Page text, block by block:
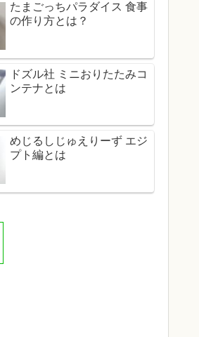
たまごっちパラダイス 食事
の作り方とは？
ドズル社 ミニおりたたみコ
ンテナとは
めじるしじゅえりーず エジ
プト編とは